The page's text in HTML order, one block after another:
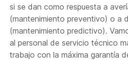
si se dan como respuesta a
(mantenimiento preventivo) o a
(mantenimiento predictivo).
al personal de servicio técnico
trabajo con la máxima garantía